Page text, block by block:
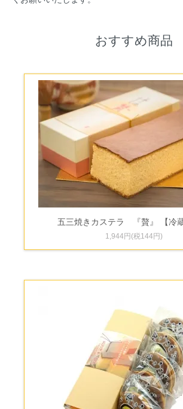
おすすめ商品
五三焼きカステラ 『贅』 【冷蔵
1,944円(税144円)